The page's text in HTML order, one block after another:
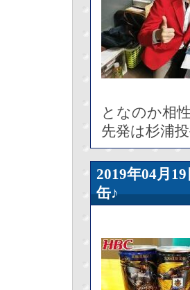
となのか相
先発は杉浦
2019年04
缶♪